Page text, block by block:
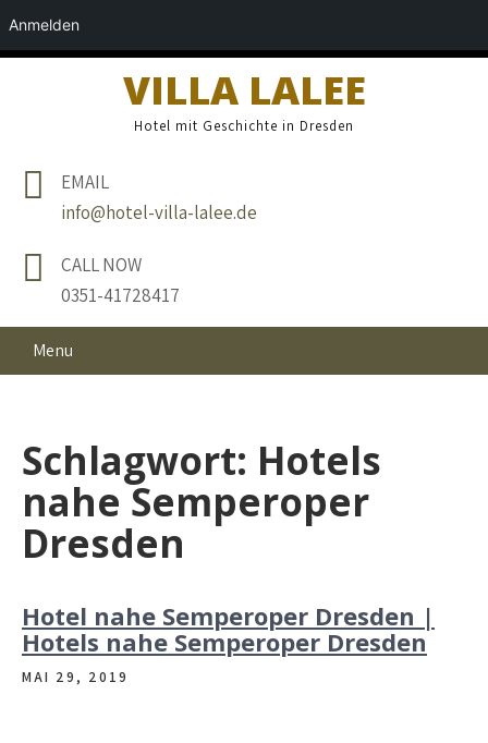
Anmelden
VILLA LALEE
Hotel mit Geschichte in Dresden
EMAIL
info@hotel-villa-lalee.de
CALL NOW
0351-41728417
Menu
Schlagwort: Hotels
nahe Semperoper
Dresden
Hotel nahe Semperoper Dresden |
Hotels nahe Semperoper Dresden
MAI 29, 2019